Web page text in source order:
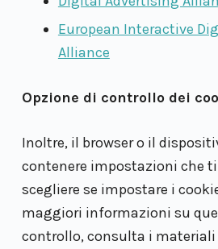
European Interactive
Alliance
Opzione di controllo dei
Inoltre, il browser o il
contenere impostazioni che
scegliere se impostare i
maggiori informazioni su
controllo, consulta i materiali